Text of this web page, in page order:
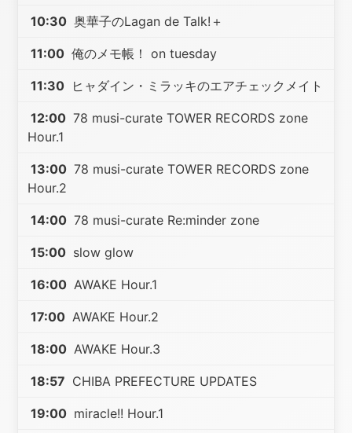
10:30 奥華子のLagan de Talk!＋
11:00 俺のメモ帳！ on tuesday
11:30 ヒャダイン・ミラッキのエアチェックメイト
12:00 78 musi-curate TOWER RECORDS zone
Hour.1
13:00 78 musi-curate TOWER RECORDS zone
Hour.2
14:00 78 musi-curate Re:minder zone
15:00 slow glow
16:00 AWAKE Hour.1
17:00 AWAKE Hour.2
18:00 AWAKE Hour.3
18:57 CHIBA PREFECTURE UPDATES
19:00 miracle!! Hour.1